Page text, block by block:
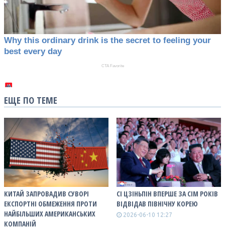
ЕЩЕ ПО ТЕМЕ
КИТАЙ ЗАПРОВАДИВ СУВОРІ
ЕКСПОРТНІ ОБМЕЖЕННЯ ПРОТИ
НАЙБІЛЬШИХ АМЕРИКАНСЬКИХ
КОМПАНІЙ
СІ ЦЗІНЬПІН ВПЕРШЕ ЗА СІМ РОКІВ
ВІДВІДАВ ПІВНІЧНУ КОРЕЮ
2026-06-10 12:27